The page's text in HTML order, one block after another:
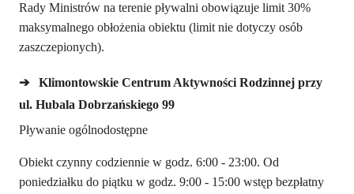
Rady Ministrów na terenie pływalni obowiązuje limit 30%
maksymalnego obłożenia obiektu (limit nie dotyczy osób
zaszczepionych).
➔ Klimontowskie Centrum Aktywności Rodzinnej przy
ul. Hubala Dobrzańskiego 99
Pływanie ogólnodostępne
Obiekt czynny codziennie w godz. 6:00 - 23:00. Od
poniedziałku do piątku w godz. 9:00 - 15:00 wstęp bezpłatny